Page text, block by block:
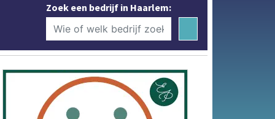
Zoek een bedrijf in Haarlem: